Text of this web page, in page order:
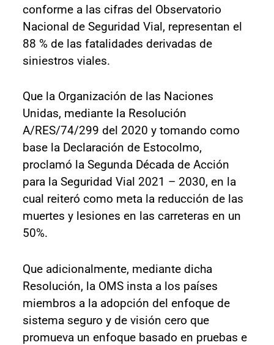
conforme a las cifras del Observatorio
Nacional de Seguridad Vial, representan el
88 % de las fatalidades derivadas de
siniestros viales.
Que la Organización de las Naciones
Unidas, mediante la Resolución
A/RES/74/299 del 2020 y tomando como
base la Declaración de Estocolmo,
proclamó la Segunda Década de Acción
para la Seguridad Vial 2021 – 2030, en la
cual reiteró como meta la reducción de las
muertes y lesiones en las carreteras en un
50%.
Que adicionalmente, mediante dicha
Resolución, la OMS insta a los países
miembros a la adopción del enfoque de
sistema seguro y de visión cero que
promueva un enfoque basado en pruebas e